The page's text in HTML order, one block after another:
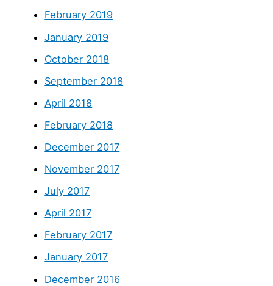
February 2019
January 2019
October 2018
September 2018
April 2018
February 2018
December 2017
November 2017
July 2017
April 2017
February 2017
January 2017
December 2016